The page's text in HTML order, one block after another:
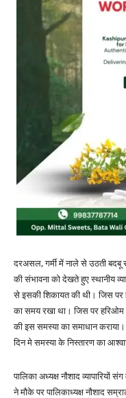
दरअसल, गर्मी में नाले से उठती बदबू
की संभावना को देखते हुए स्थानीय
से इसकी शिकायत की थी। जिस पर
का समय रखा था। जिस पर हरिओम
की इस समस्या का समाधान कराया।
दिन मे समस्या के निस्तारण का
पालिका अध्यक्ष नौशाद व्यापारियों
ने मौके पर पालिकाध्यक्ष नौशाद